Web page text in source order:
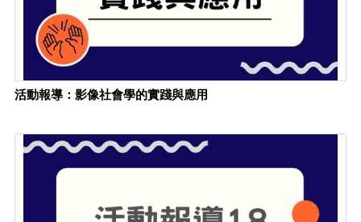
活動報導：影像社會學的實踐與應用